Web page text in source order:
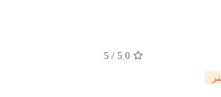
5.0
/
5